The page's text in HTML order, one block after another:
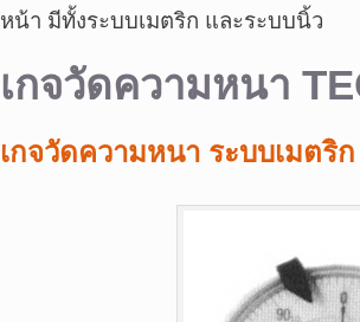
หน้า มีทั้งระบบเมตริก และระบบนิ้ว
เกจวัดความหนา
เกจวัดความหนา ระบบเมตริก